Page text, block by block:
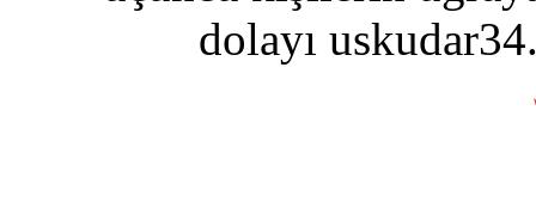
dolayı